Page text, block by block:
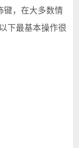
，在大多数情
下最基本操作很